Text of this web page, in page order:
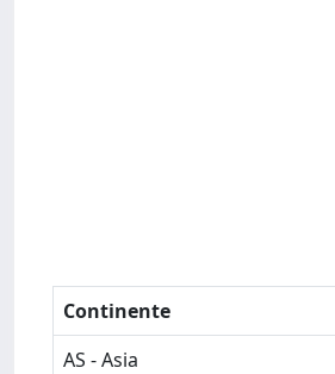
Continente
AS - Asia